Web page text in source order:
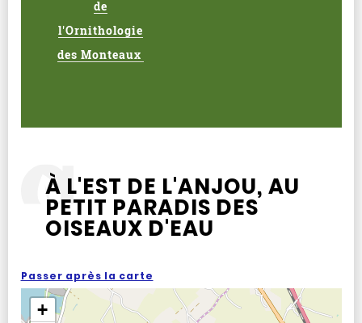
de
l'Ornithologie
des Monteaux
À L'EST DE L'ANJOU, AU
PETIT PARADIS DES
OISEAUX D'EAU
Passer après la carte
+